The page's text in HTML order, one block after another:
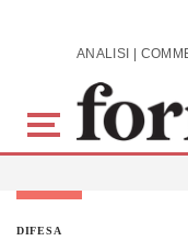
Skip to main content
DIFESA